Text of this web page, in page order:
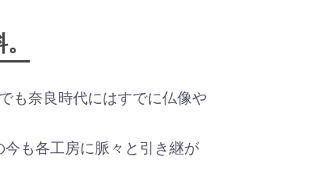
も奈良時代にはすでに仏像や
も各工房に脈々と引き継が